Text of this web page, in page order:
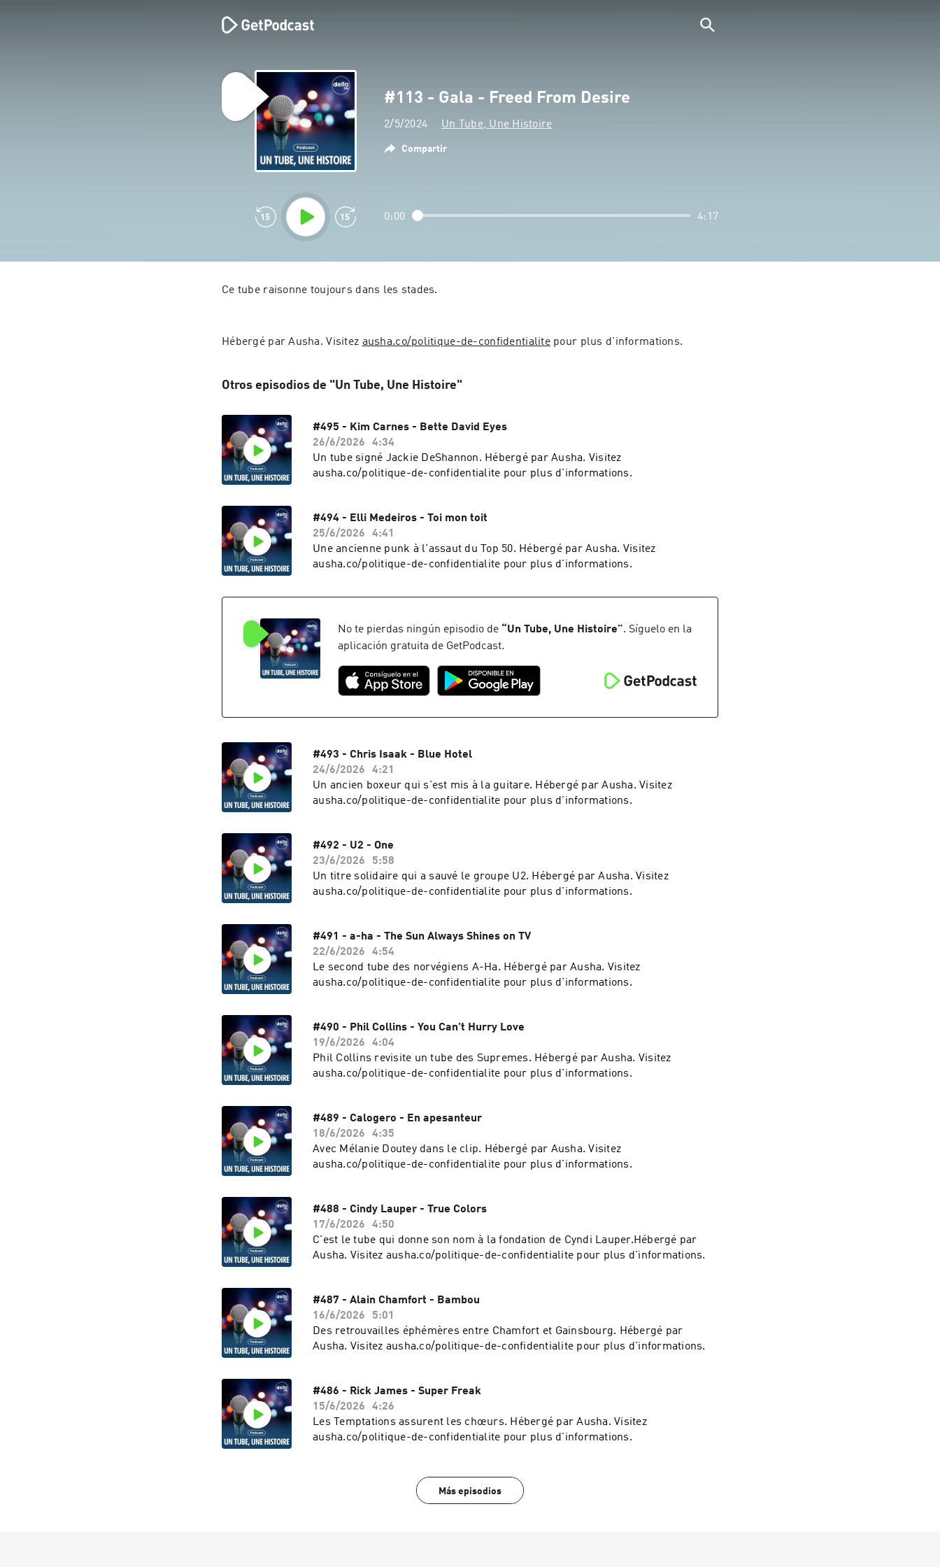
#113 - Gala - Freed From Desire
2/5/2024 Un Tube, Une Histoire
Compartir
0:00 4:17
Ce tube raisonne toujours dans les stades.
Hébergé par Ausha. Visitez ausha.co/politique-de-confidentialite pour plus d'informations.
Otros episodios de "Un Tube, Une Histoire"
#495 - Kim Carnes - Bette David Eyes
26/6/2026
4:34
Un tube signé Jackie DeShannon. Hébergé par Ausha. Visitez
ausha.co/politique-de-confidentialite pour plus d'informations.
#494 - Elli Medeiros - Toi mon toit
25/6/2026
4:41
Une ancienne punk à l'assaut du Top 50. Hébergé par Ausha. Visitez
ausha.co/politique-de-confidentialite pour plus d'informations.
No te pierdas ningún episodio de “Un Tube, Une Histoire”. Síguelo en la
aplicación gratuita de GetPodcast.
#493 - Chris Isaak - Blue Hotel
24/6/2026
4:21
Un ancien boxeur qui s'est mis à la guitare. Hébergé par Ausha. Visitez
ausha.co/politique-de-confidentialite pour plus d'informations.
#492 - U2 - One
23/6/2026
5:58
Un titre solidaire qui a sauvé le groupe U2. Hébergé par Ausha. Visitez
ausha.co/politique-de-confidentialite pour plus d'informations.
#491 - a-ha - The Sun Always Shines on TV
22/6/2026
4:54
Le second tube des norvégiens A-Ha. Hébergé par Ausha. Visitez
ausha.co/politique-de-confidentialite pour plus d'informations.
#490 - Phil Collins - You Can't Hurry Love
19/6/2026
4:04
Phil Collins revisite un tube des Supremes. Hébergé par Ausha. Visitez
ausha.co/politique-de-confidentialite pour plus d'informations.
#489 - Calogero - En apesanteur
18/6/2026
4:35
Avec Mélanie Doutey dans le clip. Hébergé par Ausha. Visitez
ausha.co/politique-de-confidentialite pour plus d'informations.
#488 - Cindy Lauper - True Colors
17/6/2026
4:50
C'est le tube qui donne son nom à la fondation de Cyndi Lauper.Hébergé par
Ausha. Visitez ausha.co/politique-de-confidentialite pour plus d'informations.
#487 - Alain Chamfort - Bambou
16/6/2026
5:01
Des retrouvailles éphémères entre Chamfort et Gainsbourg. Hébergé par
Ausha. Visitez ausha.co/politique-de-confidentialite pour plus d'informations.
#486 - Rick James - Super Freak
15/6/2026
4:26
Les Temptations assurent les chœurs. Hébergé par Ausha. Visitez
ausha.co/politique-de-confidentialite pour plus d'informations.
Más episodios